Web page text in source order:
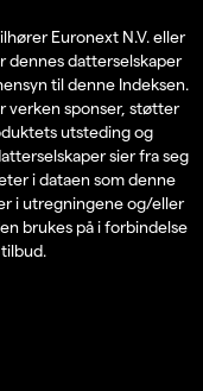
Euronext N.V. eller
dennes datterselskaper
til denne Indeksen.
verken sponser, støtter
utsteding og
sier fra seg
i dataen som denne
i utregningene og/eller
brukes på i forbindelse